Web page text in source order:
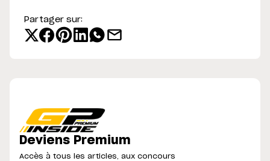
Partager sur:
Deviens Premium
Accès à tous les articles, aux concours